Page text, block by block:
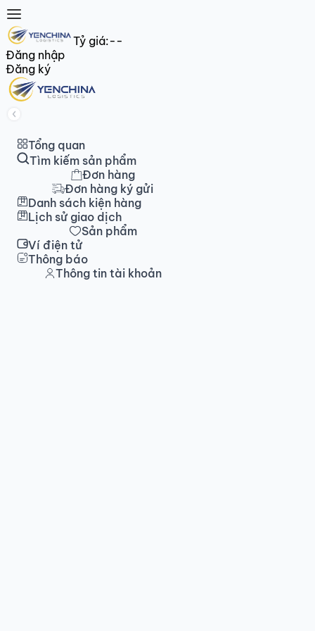
Tỷ giá:--
Đăng nhập
Đăng ký
Tổng quan
Tìm kiếm sản phẩm
Đơn hàng
Đơn hàng ký gửi
Danh sách kiện hàng
Lịch sử giao dịch
Sản phẩm
Ví điện tử
Thông báo
Thông tin tài khoản